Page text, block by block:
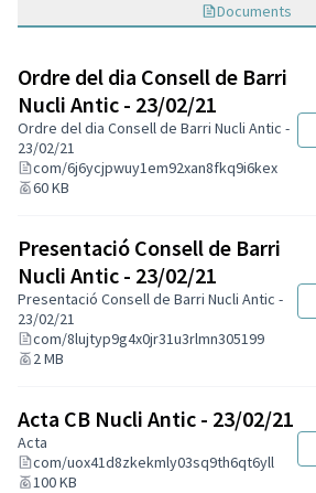
Documents
Ordre del dia Consell de Barri
Nucli Antic - 23/02/21
Ordre del dia Consell de Barri Nucli Antic -
23/02/21
com/6j6ycjpwuy1em92xan8fkq9i6kex
60 KB
Presentació Consell de Barri
Nucli Antic - 23/02/21
Presentació Consell de Barri Nucli Antic -
23/02/21
com/8lujtyp9g4x0jr31u3rlmn305199
2 MB
Acta CB Nucli Antic - 23/02/21
Acta
com/uox41d8zkekmly03sq9th6qt6yll
100 KB